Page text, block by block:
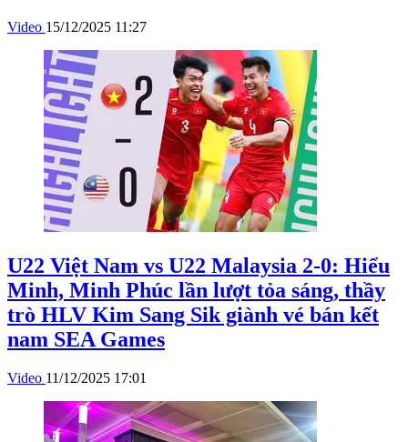
Video 15/12/2025 11:27
U22 Việt Nam vs U22 Malaysia 2-0: Hiểu
Minh, Minh Phúc lần lượt tỏa sáng, thầy
trò HLV Kim Sang Sik giành vé bán kết
nam SEA Games
Video 11/12/2025 17:01